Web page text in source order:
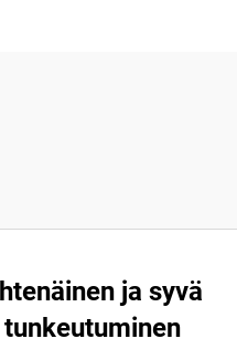
ja syvä
tunkeutuminen